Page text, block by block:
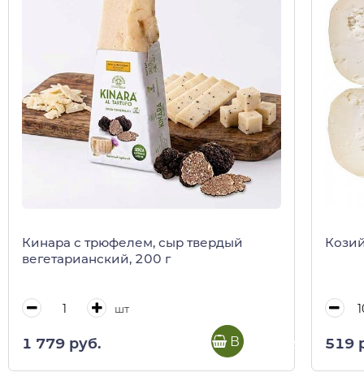
Кинара с трюфелем, сыр твердый
вегетарианский, 200 г
шт
1 779 руб. В корзину 519